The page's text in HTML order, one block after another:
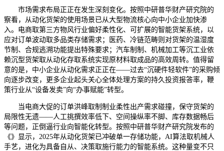
市场需求布局正正在发生深刻变化。按照中研普华财产研究院的
察看，从动化货架的使用场景已从大型物流核心向中小企业加快渗
入。电商取第三方物风行业偏好柔性化、可扩展的智能货架系统，以
应对订单波动取多品类存储需求；医药、冷链范畴则对货架的温湿度
节制、合规逃溯功能提出特殊要求；汽车制制、机械加工等沉工业依
赖沉型货架取从动化存取系统实现原材料取成品的高效周转。值得留
意的是，中小企业从动化需求正正在——过去“沉硬件轻软件”的采购倾
向逐步改变，更多企业起头关心全体处理方案的持久投资报答率，鞭
策行业从“设备发卖”向“办事赋能”转型。
当电商大促的订单洪峰取制制业柔性出产需求碰撞，保守货架的
局限性无遗——人工挑撰效率低下、空间操纵率不脚、库存数据畅后
等问题，正倒逼行业向智能化转型。按照中研普华财产研究院发布的
《》显示，2025年从动化货架已冲破单一存储功能，AI算法取机械人
手艺，进化为具备自从、决策取施行能力的智能系统。这种量变不只